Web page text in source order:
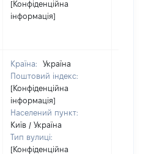
[Конфіденційна
інформація]
Країна:
Україна
Поштовий індекс:
[Конфіденційна
інформація]
Населений пункт:
Київ / Україна
Тип вулиці:
[Конфіденційна